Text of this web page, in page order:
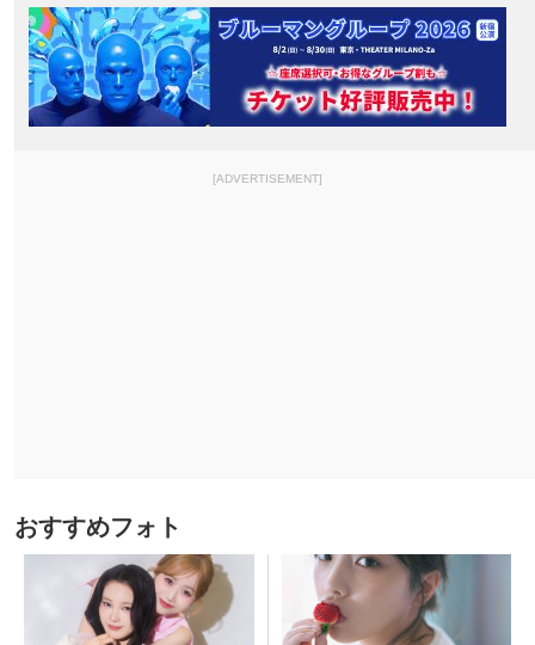
[ADVERTISEMENT]
おすすめフォト